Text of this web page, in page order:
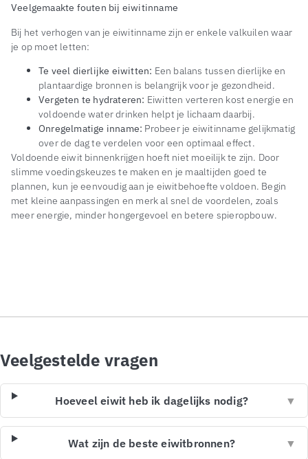
Veelgemaakte fouten bij eiwitinname
Bij het verhogen van je eiwitinname zijn er enkele valkuilen waar
je op moet letten:
Te veel dierlijke eiwitten: Een balans tussen dierlijke en
plantaardige bronnen is belangrijk voor je gezondheid.
Vergeten te hydrateren: Eiwitten verteren kost energie en
voldoende water drinken helpt je lichaam daarbij.
Onregelmatige inname: Probeer je eiwitinname gelijkmatig
over de dag te verdelen voor een optimaal effect.
Voldoende eiwit binnenkrijgen hoeft niet moeilijk te zijn. Door
slimme voedingskeuzes te maken en je maaltijden goed te
plannen, kun je eenvoudig aan je eiwitbehoefte voldoen. Begin
met kleine aanpassingen en merk al snel de voordelen, zoals
meer energie, minder hongergevoel en betere spieropbouw.
Veelgestelde vragen
Hoeveel eiwit heb ik dagelijks nodig? ▼
Wat zijn de beste eiwitbronnen? ▼